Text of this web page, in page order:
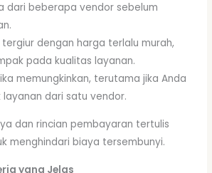
dari beberapa vendor sebelum
dengan harga terlalu murah,
pada kualitas layanan.
memungkinkan, terutama jika Anda
dari satu vendor.
dan rincian pembayaran tertulis
menghindari biaya tersembunyi.
yang Jelas